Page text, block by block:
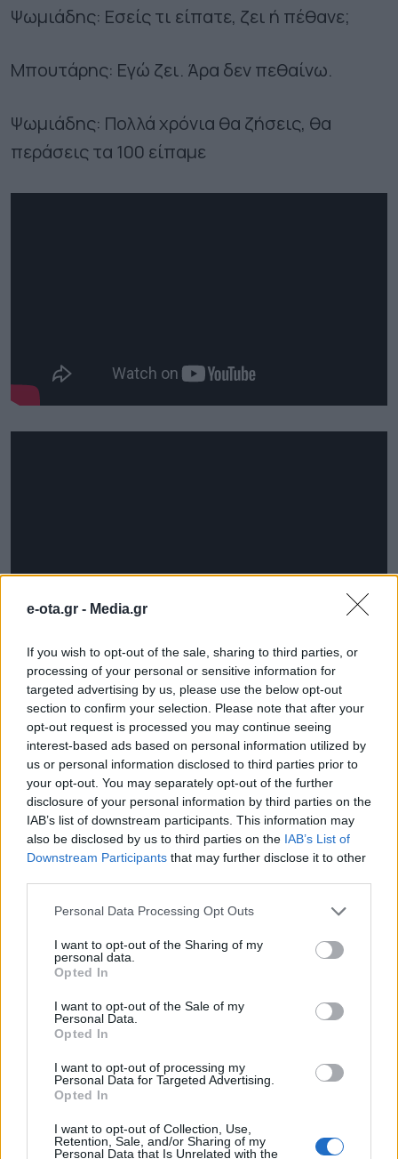
e-ota.gr - Media.gr
If you wish to opt-out of the sale, sharing to third parties, or
processing of your personal or sensitive information for
targeted advertising by us, please use the below opt-out
section to confirm your selection. Please note that after your
opt-out request is processed you may continue seeing
interest-based ads based on personal information utilized by
us or personal information disclosed to third parties prior to
your opt-out. You may separately opt-out of the further
disclosure of your personal information by third parties on the
IAB’s list of downstream participants. This information may
also be disclosed by us to third parties on the IAB’s List of
Downstream Participants that may further disclose it to other
Personal Data Processing Opt Outs
I want to opt-out of the Sharing of my
personal data.
Opted In
I want to opt-out of the Sale of my
Personal Data.
Opted In
I want to opt-out of processing my
Personal Data for Targeted Advertising.
Opted In
I want to opt-out of Collection, Use,
Retention, Sale, and/or Sharing of my
Personal Data that Is Unrelated with the
Ψωμιάδης: Εσείς τι είπατε, ζει ή πέθανε;
Μπουτάρης: Εγώ ζει. Άρα δεν πεθαίνω.
Ψωμιάδης: Πολλά χρόνια θα ζήσεις, θα
περάσεις τα 100 είπαμε